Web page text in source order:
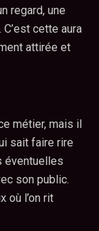
regard, une
cette aura
attirée et
métier, mais il
sait faire rire
éventuelles
son public.
où l’on rit